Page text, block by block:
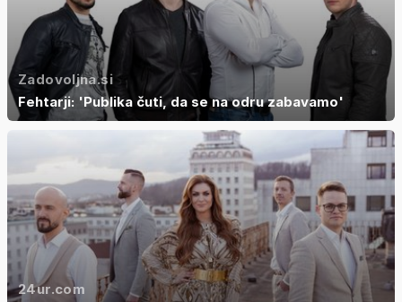
Zadovoljna.si
Fehtarji: 'Publika čuti, da se na odru zabavamo'
24ur.com